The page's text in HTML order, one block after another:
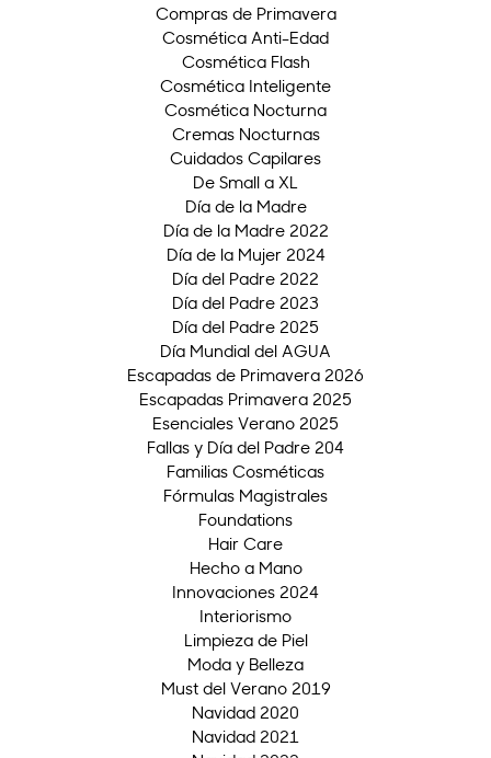
Compras de Primavera
Cosmética Anti-Edad
Cosmética Flash
Cosmética Inteligente
Cosmética Nocturna
Cremas Nocturnas
Cuidados Capilares
De Small a XL
Día de la Madre
Día de la Madre 2022
Día de la Mujer 2024
Día del Padre 2022
Día del Padre 2023
Día del Padre 2025
Día Mundial del AGUA
Escapadas de Primavera 2026
Escapadas Primavera 2025
Esenciales Verano 2025
Fallas y Día del Padre 204
Familias Cosméticas
Fórmulas Magistrales
Foundations
Hair Care
Hecho a Mano
Innovaciones 2024
Interiorismo
Limpieza de Piel
Moda y Belleza
Must del Verano 2019
Navidad 2020
Navidad 2021